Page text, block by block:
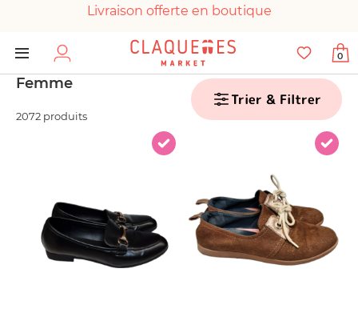
Livraison offerte en boutique
Paiement 100% sécurisé
Chaussures garanties en parfait état
0
Femme
2072 produits
Trier & Filtrer